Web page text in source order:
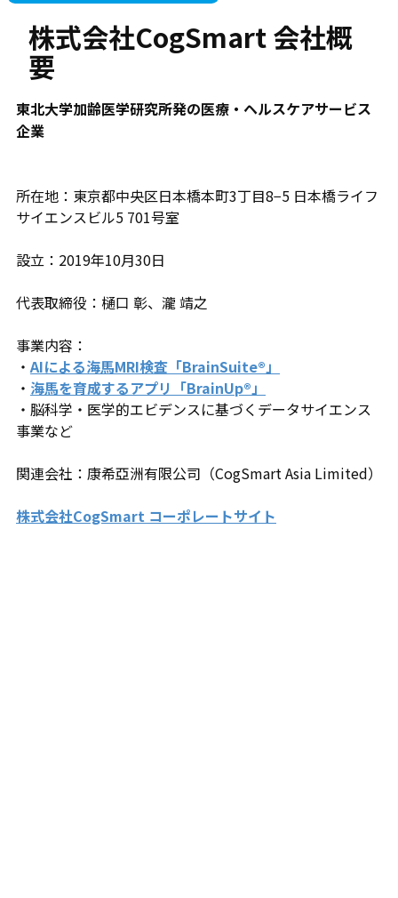
株式会社CogSmart 会社概
要
東北大学加齢医学研究所発の医療・ヘルスケアサービス
企業
所在地：東京都中央区日本橋本町3丁目8−5 日本橋ライフ
サイエンスビル5 701号室
設立：2019年10月30日
代表取締役：樋口 彰、瀧 靖之
事業内容：
・AIによる海馬MRI検査「BrainSuite®」
・ 海馬を育成するアプリ「BrainUp®」
・脳科学・医学的エビデンスに基づくデータサイエンス
事業など
関連会社：康希亞洲有限公司（CogSmart Asia Limited）
株式会社CogSmart コーポレートサイト